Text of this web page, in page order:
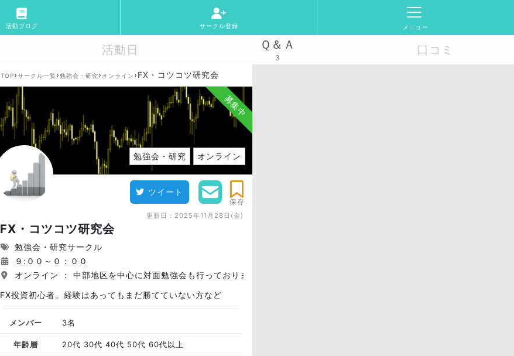
活動ブログ サークル登録 メニュー
活動日 Ｑ＆Ａ
3
口コミ
TOP›サークル一覧 ›勉強会・研究› オンライン ›FX・コツコツ研究会
募集中
勉強会・研究 オンライン
ツイート
保存
更新日： 2025年11月28日(金)
FX・コツコツ研究会
勉強会・研究サークル
９:００～０：００
オンライン ： 中部地区を中心に対面勉強会も行っております。
FX投資初心者。経験はあってもまだ勝てていない方など
メンバー 3名
年齢層 20代 30代 40代 50代 60代以上